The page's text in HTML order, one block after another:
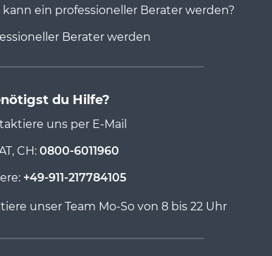
kann ein professioneller Berater werden?
Berater werden
du Hilfe?
uns per E-Mail
CH:0800-6011960
+49-911-217784105
unser Team Mo-So von 8 bis 22 Uhr